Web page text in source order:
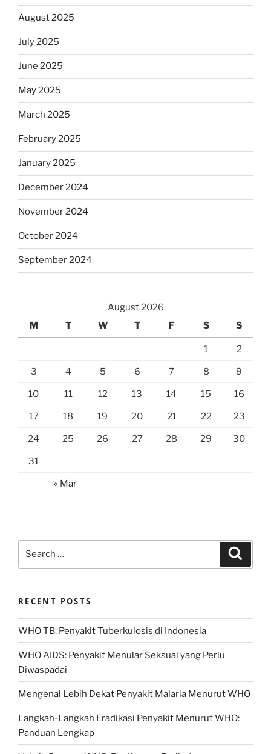
August 2025
July 2025
June 2025
May 2025
March 2025
February 2025
January 2025
December 2024
November 2024
October 2024
September 2024
August 2026
M
T W T F S S
1 2
3 4 5 6 7 8 9
10 11 12 13 14 15 16
17 18 19 20 21 22 23
24 25 26 27 28 29 30
31
« Mar
RECENT POSTS
WHO TB: Penyakit Tuberkulosis di Indonesia
WHO AIDS: Penyakit Menular Seksual yang Perlu
Diwaspadai
Mengenal Lebih Dekat Penyakit Malaria Menurut WHO
Langkah-Langkah Eradikasi Penyakit Menurut WHO:
Panduan Lengkap